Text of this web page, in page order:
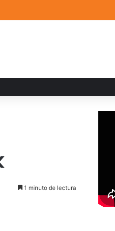
de Escuelas Aztecas
1 minuto de lectura